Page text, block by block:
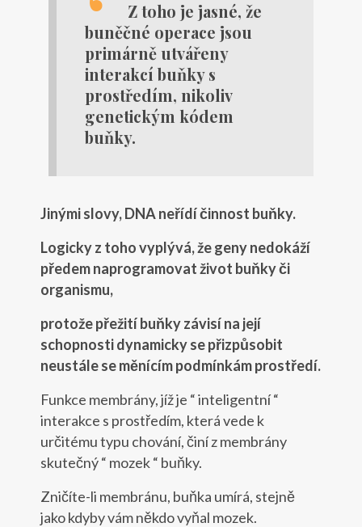
Z toho je jasné, že
buněčné operace jsou
primárně utvářeny
interakcí buňky s
prostředím, nikoliv
genetickým kódem
buňky.
Jinými slovy, DNA neřídí činnost buňky.
Logicky z toho vyplývá, že geny nedokáží
předem naprogramovat život buňky či
organismu,
protože přežití buňky závisí na její
schopnosti dynamicky se přizpůsobit
neustále se měnícím podmínkám prostředí.
Funkce membrány, jíž je “ inteligentní “
interakce s prostředím, která vede k
určitému typu chování, činí z membrány
skutečný “ mozek “ buňky.
Zničíte-li membránu, buňka umírá, stejně
jako kdyby vám někdo vyňal mozek.